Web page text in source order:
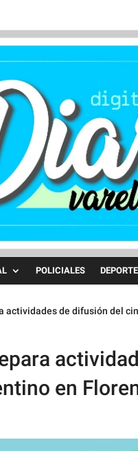
POLICIALES
actividades de difusión del
en